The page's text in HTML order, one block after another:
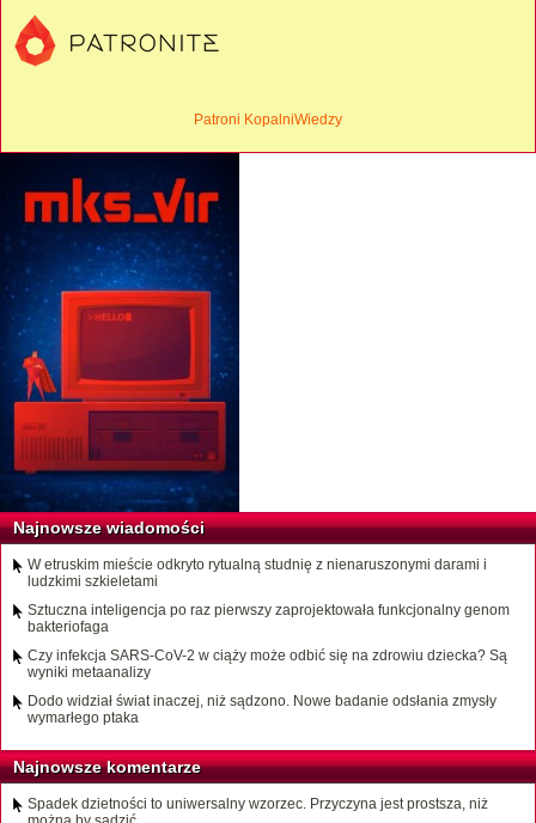
Patroni KopalniWiedzy
Najnowsze wiadomości
W etruskim mieście odkryto rytualną studnię z nienaruszonymi darami i
ludzkimi szkieletami
Sztuczna inteligencja po raz pierwszy zaprojektowała funkcjonalny genom
bakteriofaga
Czy infekcja SARS-CoV-2 w ciąży może odbić się na zdrowiu dziecka? Są
wyniki metaanalizy
Dodo widział świat inaczej, niż sądzono. Nowe badanie odsłania zmysły
wymarłego ptaka
Najnowsze komentarze
Spadek dzietności to uniwersalny wzorzec. Przyczyna jest prostsza, niż